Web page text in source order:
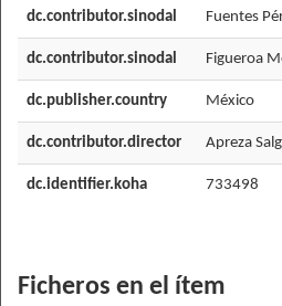
dc.contributor.sinodal Fuentes
dc.contributor.sinodal Figueroa
dc.publisher.country México
dc.contributor.director Apreza
dc.identifier.koha 733498
Ficheros en el ítem